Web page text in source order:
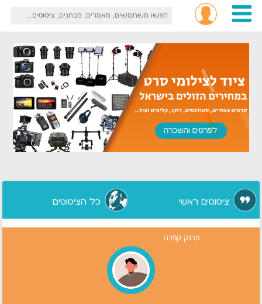
ציטוטים ראשי כל הציטוטים
פרנק קפרה